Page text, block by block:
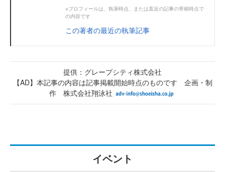
※プロフィールは、執筆時点、または直近の記事の寄稿時点で
の内容です
この著者の最近の執筆記事
提供：グレープシティ株式会社
【AD】本記事の内容は記事掲載開始時点のものです 企画・制
作 株式会社翔泳社
イベント